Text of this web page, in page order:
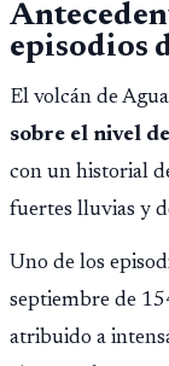
episodios
El volcán de
sobre el nivel
con un historial
fuertes lluvias y
Uno de los
septiembre de
atribuido a